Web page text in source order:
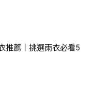
推薦｜挑選雨衣必看5